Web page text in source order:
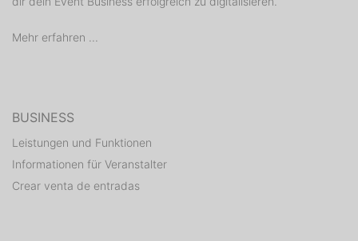
Mehr erfahren ...
BUSINESS
Leistungen und Funktionen
Informationen für Veranstalter
Crear venta de entradas